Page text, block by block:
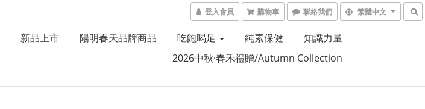
登入會員 購物車 聯絡我們 繁體中文
新品上市 陽明春天品牌商品 吃飽喝足 純素保健
知識力量
2026中秋·春禾禮贈/Autumn Collection